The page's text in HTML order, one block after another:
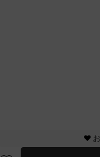
♥ お